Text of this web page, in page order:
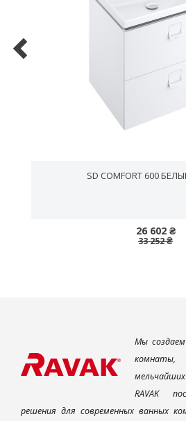
SD COMFORT 600
26 602 ₴
33 252 ₴
Мы
RAVAK
решения для современных ванных